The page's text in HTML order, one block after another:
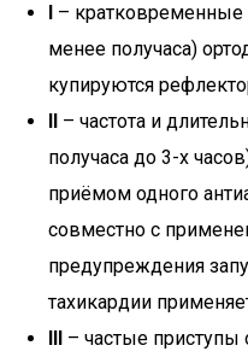
I – кратковременные
менее получаса)
купируются
II – частота и
получаса до 3-х
приёмом одного
совместно с
предупреждения
тахикардии
III – частые приступы